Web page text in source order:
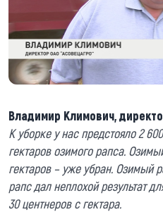
Владимир Климович,
К уборке у нас предстояло 2
гектаров озимого рапса.
гектаров – уже убран. Озимый
рапс дал неплохой результат
30 центнеров с гектара.